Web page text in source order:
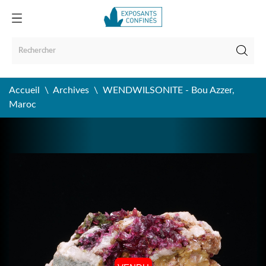
Accueil Archives
WENDWILSONITE - Bou Azzer,
Maroc